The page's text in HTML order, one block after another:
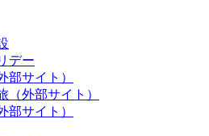
デー
部サイト）
（外部サイト）
部サイト）